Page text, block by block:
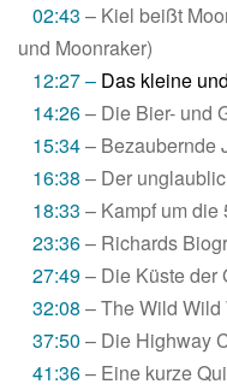
02:43 – Kiel beißt
und Moonraker)
12:27 – Das kleine
14:26– Die Bier- und
15:34– Bezaubernde
16:38 – Der
18:33 – Kampf um die
23:36– Richards
27:49– Die Küste der
32:08 – The Wild Wild
37:50 – Die Highway
41:36– Eine kurze